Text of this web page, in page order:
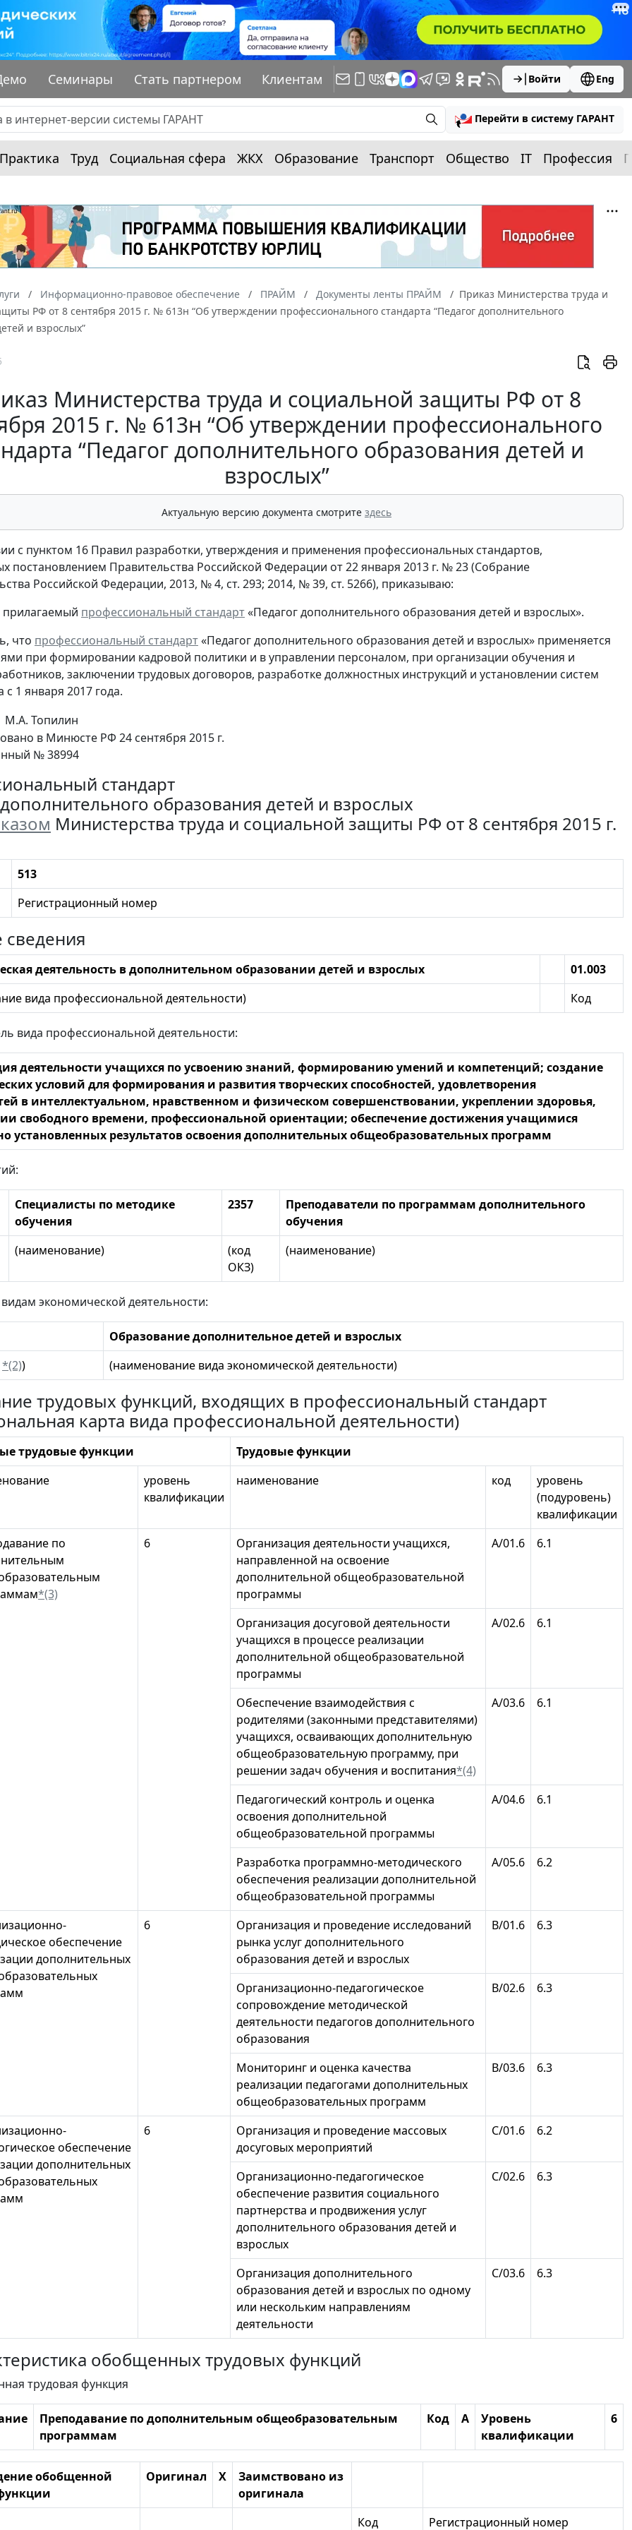
Семинары Стать партнером Клиентам Войти Eng
Перейти в систему ГАРАНТ
Практика Труд Социальная сфера ЖКХ Образование Транспорт Общество IT Профессия
Информационно-правовое обеспечение ПРАЙМ Документы ленты ПРАЙМ
Приказ Министерства труда и
РФ от 8 сентября 2015 г. № 613н “Об утверждении профессионального стандарта “Педагог дополнительного
и взрослых”
Министерства труда и социальной защиты РФ от 8
2015 г. № 613н “Об утверждении профессионального
“Педагог дополнительного образования детей и
взрослых”
Актуальную версию документа смотрите здесь
с пунктом 16 Правил разработки, утверждения и применения профессиональных стандартов,
постановлением Правительства Российской Федерации от 22 января 2013 г. № 23 (Собрание
Российской Федерации, 2013, № 4, ст. 293; 2014, № 39, ст. 5266), приказываю:
прилагаемый профессиональный стандарт«Педагог дополнительного образования детей и взрослых».
что профессиональный стандарт«Педагог дополнительного образования детей и взрослых» применяется
при формировании кадровой политики и в управлении персоналом, при организации обучения и
заключении трудовых договоров, разработке должностных инструкций и установлении систем
с 1 января 2017 года.
М.А. Топилин
в Минюсте РФ 24 сентября 2015 г.
№ 38994
стандарт
образования детей и взрослых
Министерства труда и социальной защиты РФ от 8 сентября 2015 г.
513
Регистрационный номер
деятельность в дополнительном образовании детей и взрослых
01.003
вида профессиональной деятельности)
Код
вида профессиональной деятельности:
деятельности учащихся по усвоению знаний, формированию умений и компетенций; создание
условий для формирования и развития творческих способностей, удовлетворения
в интеллектуальном, нравственном и физическом совершенствовании, укреплении здоровья,
свободного времени, профессиональной ориентации; обеспечение достижения учащимися
установленных результатов освоения дополнительных общеобразовательных программ
Специалисты по методике
обучения
2357
Преподаватели по программам дополнительного
обучения
(наименование)
(код
ОКЗ)
(наименование)
экономической деятельности:
Образование дополнительное детей и взрослых
*(2)) (наименование вида экономической деятельности)
трудовых функций, входящих в профессиональный стандарт
карта вида профессиональной деятельности)
трудовые функции
Трудовые функции
уровень
квалификации
наименование код
уровень
(подуровень)
квалификации
по
*(3)
6
Организация деятельности учащихся,
направленной на освоение
дополнительной общеобразовательной
программы
А/01.6 6.1
Организация досуговой деятельности
учащихся в процессе реализации
дополнительной общеобразовательной
программы
А/02.6 6.1
Обеспечение взаимодействия с
родителями (законными представителями)
учащихся, осваивающих дополнительную
общеобразовательную программу, при
решении задач обучения и воспитания*(4)
А/03.6 6.1
Педагогический контроль и оценка
освоения дополнительной
общеобразовательной программы
А/04.6 6.1
Разработка программно-методического
обеспечения реализации дополнительной
общеобразовательной программы
А/05.6 6.2
обеспечение
дополнительных
6
Организация и проведение исследований
рынка услуг дополнительного
образования детей и взрослых
В/01.6 6.3
Организационно-педагогическое
сопровождение методической
деятельности педагогов дополнительного
образования
В/02.6 6.3
Мониторинг и оценка качества
реализации педагогами дополнительных
общеобразовательных программ
В/03.6 6.3
обеспечение
дополнительных
6
Организация и проведение массовых
досуговых мероприятий
С/01.6 6.2
Организационно-педагогическое
обеспечение развития социального
партнерства и продвижения услуг
дополнительного образования детей и
взрослых
С/02.6 6.3
Организация дополнительного
образования детей и взрослых по одному
или нескольким направлениям
деятельности
С/03.6 6.3
обобщенных трудовых функций
трудовая функция
Преподавание по дополнительным общеобразовательным
программам
Код А
Уровень
квалификации
6
обобщенной
Оригинал X
Заимствовано из
оригинала
Код
Регистрационный номер